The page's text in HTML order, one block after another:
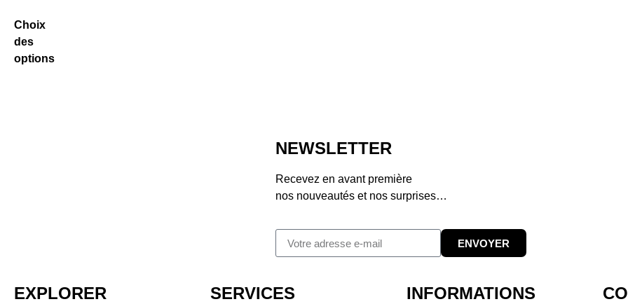
Choix
des
options
NEWSLETTER
Recevez en avant première
nos nouveautés et nos surprises…
ENVOYER
EXPLORER SERVICES INFORMATIONS